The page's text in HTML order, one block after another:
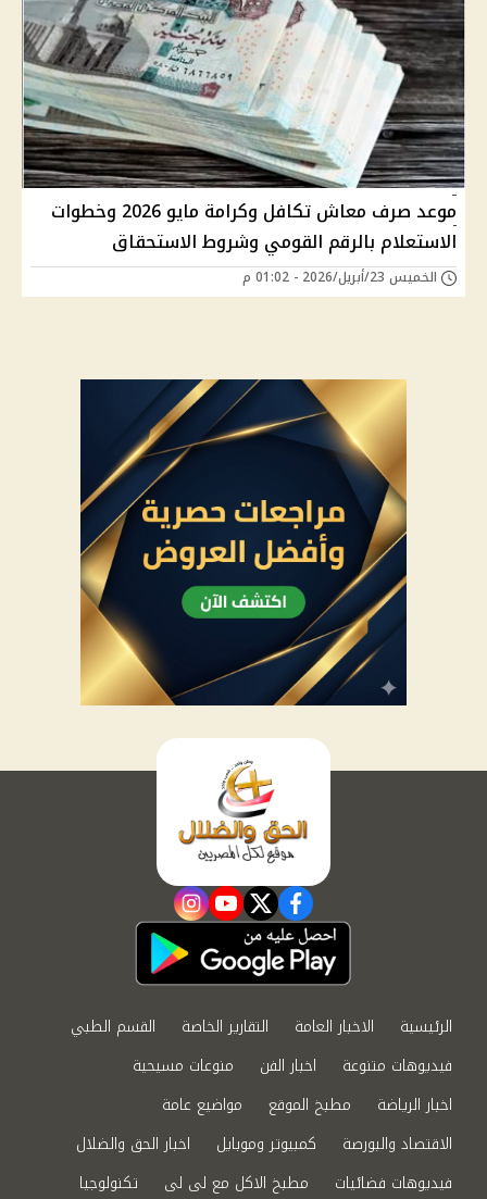
موعد صرف معاش تكافل وكرامة مايو 2026 وخطوات
الاستعلام بالرقم القومي وشروط الاستحقاق
الخميس 23/أبريل/2026 - 01:02 م
facebook
twitter
youtube
instagram
الرئيسية الاخبار العامة التقارير الخاصة
القسم الطبي
فيديوهات متنوعة
اخبار الفن
منوعات مسيحية
اخبار الرياضة
مطبخ الموقع
مواضيع عامة
الاقتصاد والبورصة
كمبيوتر وموبايل
اخبار الحق والضلال
فيديوهات فضائيات
مطبخ الاكل مع لى لى تكنولوجيا